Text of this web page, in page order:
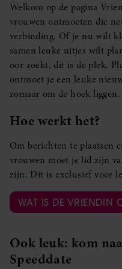
Welkom op de pagina
vrouwen ontmoeten die
verbinding. Of je nu wilt
samen leuke uitjes wilt
oor zoekt, dit is de plek.
ontmoet je een leuke
zomaar om de hoek liggen.
Hoe werkt het?
Om berichten te plaatsen
vrouwen moet je lid zijn
zijn. Dit is exclusief voor
WAT IS DE VRIENDIN
Ook leuk: kom
Speeddate